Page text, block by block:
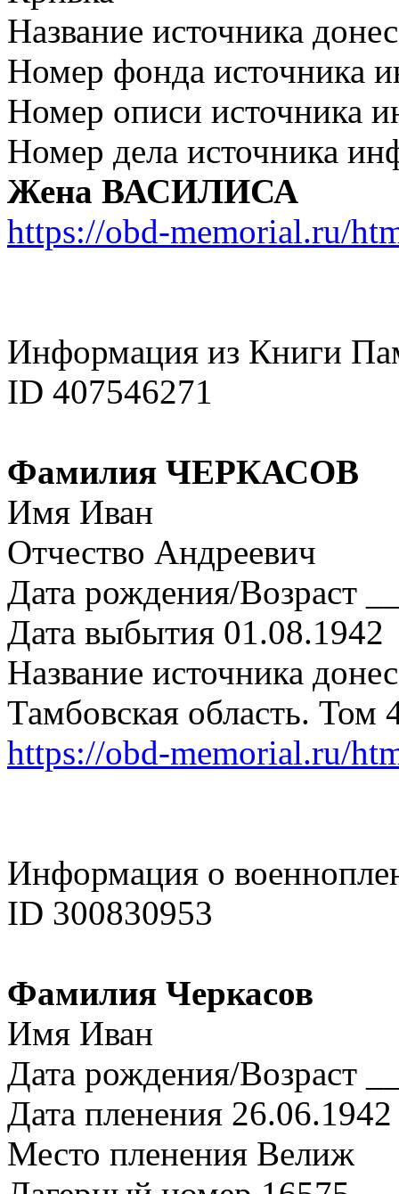
Название источника
Номер фонда источника
Номер описи источника
Номер дела источника
Жена ВАСИЛИСА
https://obd-memorial.ru/
Информация из Книги
ID 407546271
Фамилия ЧЕРКАСОВ
Имя Иван
Отчество Андреевич
Дата рождения/Возраст
Дата выбытия 01.08.1942
Название источника
Тамбовская область. Том
https://obd-memorial.ru/
Информация о
ID 300830953
Фамилия Черкасов
Имя Иван
Дата рождения/Возраст
Дата пленения 26.06.1942
Место пленения Велиж